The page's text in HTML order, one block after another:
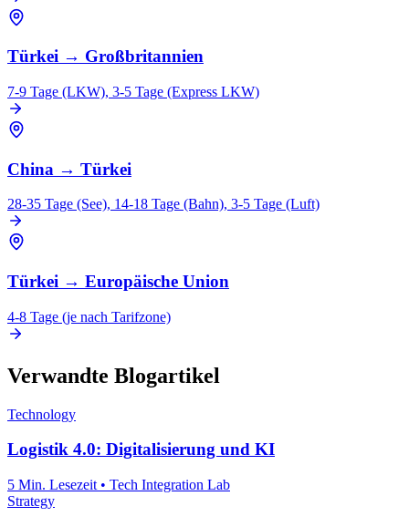
Türkei → Großbritannien
7-9 Tage (LKW), 3-5 Tage (Express LKW)
China → Türkei
28-35 Tage (See), 14-18 Tage (Bahn), 3-5 Tage (Luft)
Türkei → Europäische Union
4-8 Tage (je nach Tarifzone)
Verwandte Blogartikel
Technology
Logistik 4.0: Digitalisierung und KI
5 Min. Lesezeit • Tech Integration Lab
Strategy